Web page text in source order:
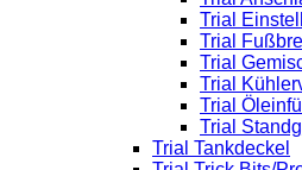
Trial
Trial
Trial
Trial
Trial
Trial
Trial Tankdeckel